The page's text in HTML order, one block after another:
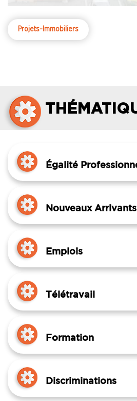
Projets-Immobiliers
Égalité
Nouveaux Arrivants
Emplois
Télétravail
Formation
Discriminations